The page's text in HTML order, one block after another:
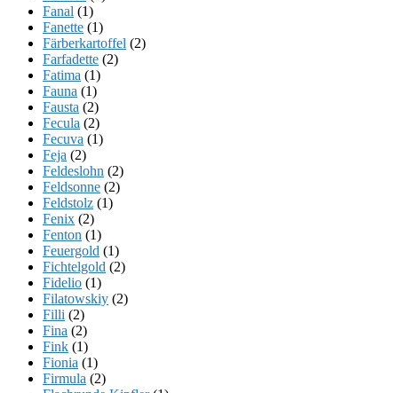
Fanal (1)
Fanette (1)
Färberkartoffel (2)
Farfadette (2)
Fatima (1)
Fauna (1)
Fausta (2)
Fecula (2)
Fecuva (1)
Feja (2)
Feldeslohn (2)
Feldsonne (2)
Feldstolz (1)
Fenix (2)
Fenton (1)
Feuergold (1)
Fichtelgold (2)
Fidelio (1)
Filatowskiy (2)
Filli (2)
Fina (2)
Fink (1)
Fionia (1)
Firmula (2)